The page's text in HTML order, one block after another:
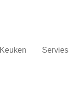
Keuken Servies